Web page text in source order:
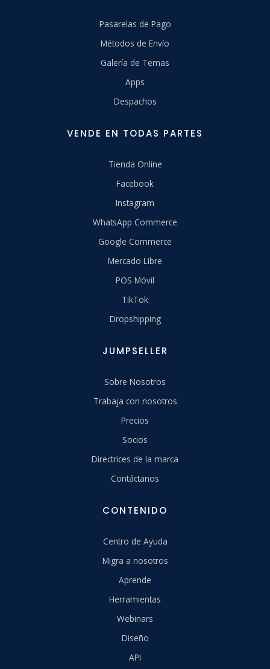
Pasarelas de Pago
Métodos de Envío
Galería de Temas
Apps
Despachos
VENDE EN TODAS PARTES
Tienda Online
Facebook
Instagram
WhatsApp Commerce
Google Commerce
Mercado Libre
POS Móvil
TikTok
Dropshipping
JUMPSELLER
Sobre Nosotros
Trabaja con nosotros
Precios
Socios
Directrices de la marca
Contáctanos
CONTENIDO
Centro de Ayuda
Migra a nosotros
Aprende
Herramientas
Webinars
Diseño
API